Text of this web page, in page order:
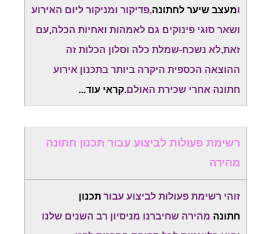
ומעצב שיער לחתונה,פדיקור ומניקור ליום האירוע
ושאר סוגי פינוקים גם לאמהות ואחיות הכלה,עם
זאת,לא נשכח-שמלת כלה וסלון הכלות זה
ההוצאה הכספית היקרה ביותר בתכנון אירוע
חתונה אחרי שכירת האולם.קראי עוד...
רשימת פעולות לביצוע עבור תכנון חתונה
מהירה
זוהי רשימת פעולות לביצוע עבור תכנון
חתונה מהירה שחיברנו מניסיון רב השנים שלנו